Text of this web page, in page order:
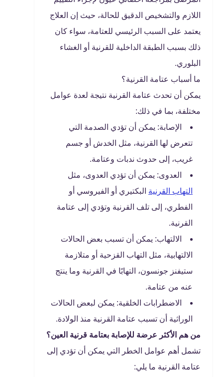
اللازم والتشخيص الدقيق للحالة، حيث إن العلاج
يعتمد على السبب الرئيسي للعتامة، سواء كان
ذلك بسبب الطبقة الداخلية للقرنية أو الغشاء
البلوري.
ما أسباب عتامة القرنية؟
يمكن أن تحدث عتامة القرنية نتيجة لعدة عوامل
مختلفة، بما في ذلك:
الإصابة: يمكن أن تؤدي الصدمة التي
تتعرض لها القرنية، مثل الخدش أو جسم
غريب، إلى حدوث ندبات وعتامة.
العدوى: يمكن أن تؤدي العدوى، مثل
التهاب القرنية البكتيري أو الفيروسي أو
الفطري، إلى تلف القرنية وتؤدي إلى عتامة
القرنية.
الالتهاب: يمكن أن تسبب بعض الحالات
الالتهابية، مثل التهاب القزحية أو متلازمة
ستيفنز جونسون، التهابًا في القرنية وما ينتج
عنه من عتامة.
الاضطرابات الخلقية: يمكن لبعض الحالات
الوراثية أن تسبب عتامة القرنية منذ الولادة.
من هم الأكثر عرضة للإصابة بعتامة قرنية العين؟
تشمل أهم عوامل الخطر التي يمكن أن تؤدي إلى
عتامة القرنية ما يلي: